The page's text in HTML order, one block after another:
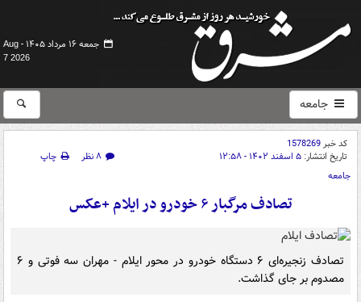
جمعه ۱۶ مرداد ۱۴۰۵ -
Aug
7 2026
جامعه
کد خبر1578269
تاریخ انتشار: ۵ اسفند ۱۴۰۲ - ۱۲:۵۸ ۸ نظر
چاپ
جامعه
تصادف مرگبار ۶ خودرو در ایلام +عکس
تصادف زنجیره‌ای ۶ دستگاه خودرو در محور ایلام - مهران سه فوتی و ۶
مصدوم بر جای گذاشت.